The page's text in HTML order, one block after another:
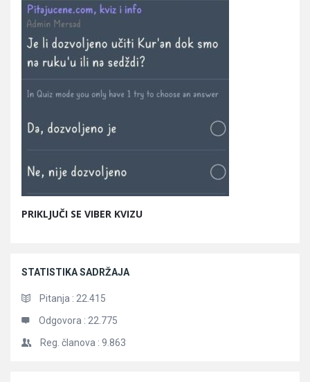
PRIKLJUČI SE VIBER KVIZU
STATISTIKA SADRŽAJA
Pitanja : 22.415
Odgovora : 22.775
Reg. članova : 9.863